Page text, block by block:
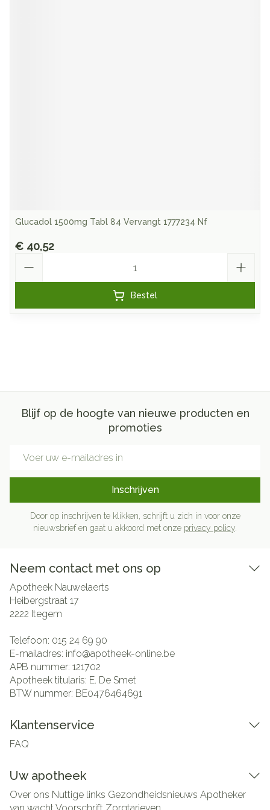
Glucadol 1500mg Tabl 84 Vervangt 1777234 Nf
€ 40,52
Bestel
Blijf op de hoogte van nieuwe producten en
promoties
Inschrijven
Door op inschrijven te klikken, schrijft u zich in voor onze
nieuwsbrief en gaat u akkoord met onze privacy policy
Neem contact met ons op
Apotheek Nauwelaerts
Heibergstraat 17
2222 Itegem
Telefoon: 015 24 69 90
E-mailadres: info@apotheek-online.be
APB nummer: 121702
Apotheek titularis: E. De Smet
BTW nummer: BE0476464691
Klantenservice
FAQ
Uw apotheek
Over ons Nuttige links Gezondheidsnieuws Apotheker